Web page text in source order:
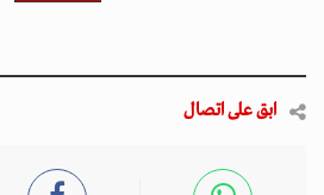
ابق على اتصال